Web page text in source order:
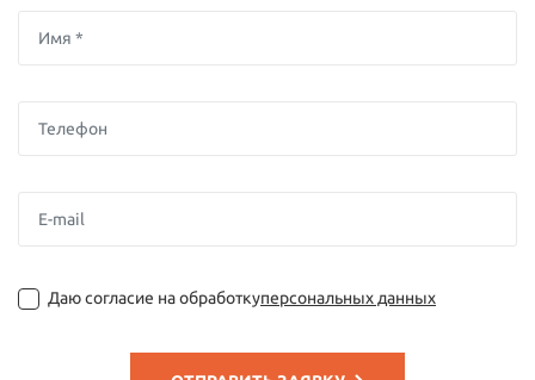
Даю согласие на обработкуперсональных данных